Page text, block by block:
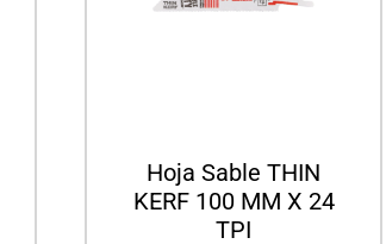
Hoja Sable THIN
KERF 100 MM X 24
TPI